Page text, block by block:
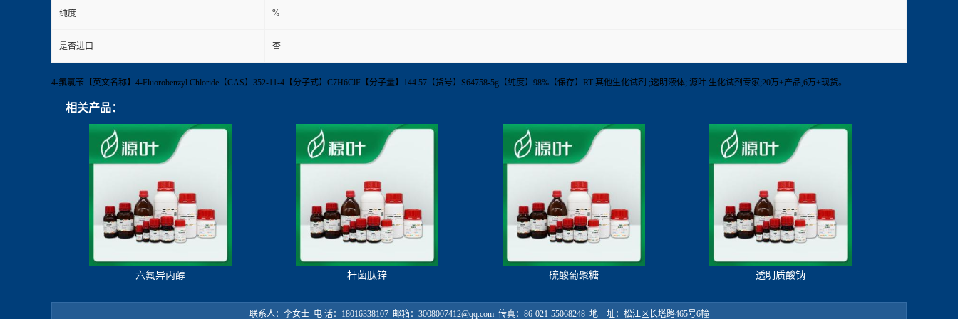
纯度 %
是否进口 否
4-氟氯苄【英文名称】4-Fluorobenzyl Chloride【CAS】352-11-4【分子式】C7H6ClF【分子量】144.57【货号】S64758-5g【纯度】98%【保存】RT 其他生化试剂 ;透明液体; 源叶 生化试剂专家;20万+产品,6万+现货。
相关产品：
六氟异丙醇 杆菌肽锌 硫酸葡聚糖 透明质酸钠
联系人：李女士 电 话：18016338107 邮箱：3008007412@qq.com 传真：86-021-55068248 地 址：松江区长塔路465号6幢